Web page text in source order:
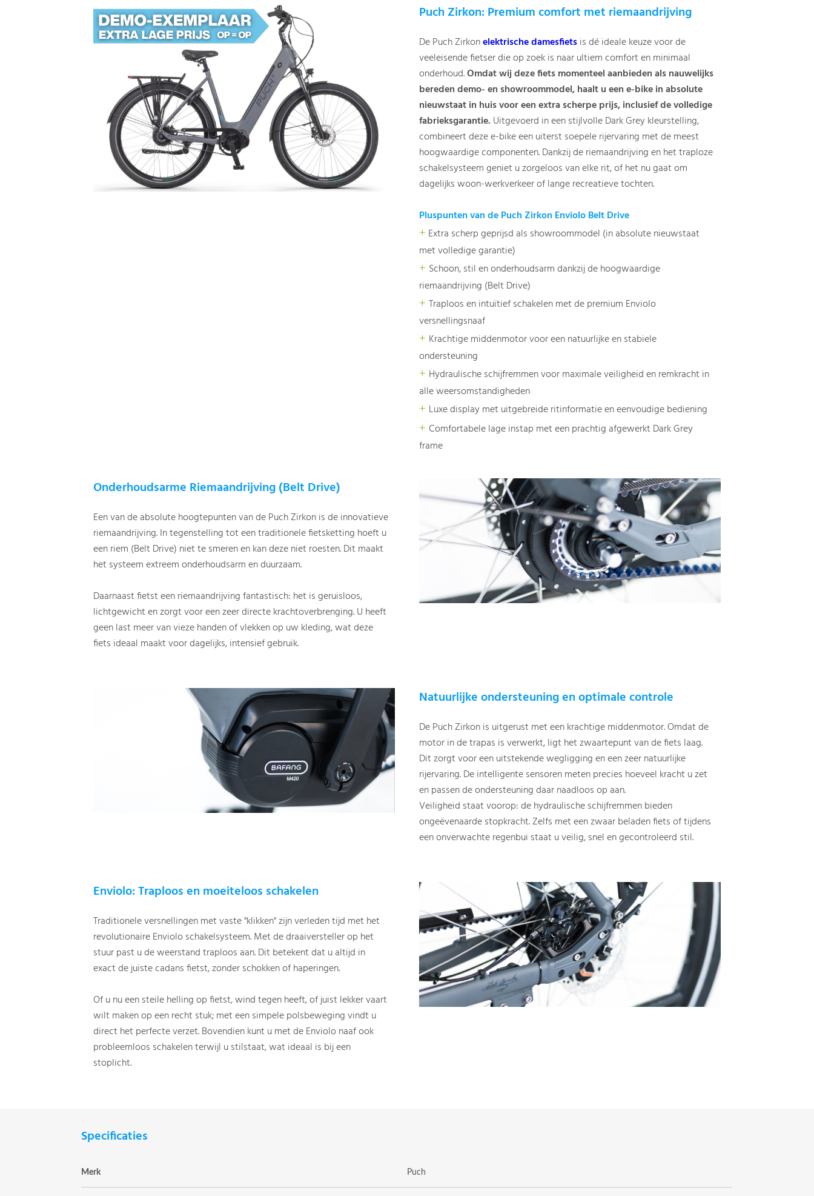
Puch Zirkon: Premium comfort met riemaandrijving
De Puch Zirkonelektrische damesfietsis dé ideale keuze voor de
veeleisende fietser die op zoek is naar ultiem comfort en minimaal
onderhoud.Omdat wij deze fiets momenteel aanbieden als nauwelijks
bereden demo- en showroommodel, haalt u een e-bike in absolute
nieuwstaat in huis voor een extra scherpe prijs, inclusief de volledige
fabrieksgarantie. Uitgevoerd in een stijlvolle Dark Grey kleurstelling,
combineert deze e-bike een uiterst soepele rijervaring met de meest
hoogwaardige componenten. Dankzij de riemaandrijving en het traploze
schakelsysteem geniet u zorgeloos van elke rit, of het nu gaat om
dagelijks woon-werkverkeer of lange recreatieve tochten.
Pluspunten van de Puch Zirkon Enviolo Belt Drive
+ Extra scherp geprijsd als showroommodel (in absolute nieuwstaat
met volledige garantie)
+ Schoon, stil en onderhoudsarm dankzij de hoogwaardige
riemaandrijving (Belt Drive)
+ Traploos en intuïtief schakelen met de premium Enviolo
versnellingsnaaf
+ Krachtige middenmotor voor een natuurlijke en stabiele
ondersteuning
+ Hydraulische schijfremmen voor maximale veiligheid en remkracht in
alle weersomstandigheden
+ Luxe display met uitgebreide ritinformatie en eenvoudige bediening
+ Comfortabele lage instap met een prachtig afgewerkt Dark Grey
frame
Onderhoudsarme Riemaandrijving (Belt Drive)
Een van de absolute hoogtepunten van de Puch Zirkon is de innovatieve
riemaandrijving. In tegenstelling tot een traditionele fietsketting hoeft u
een riem (Belt Drive) niet te smeren en kan deze niet roesten. Dit maakt
het systeem extreem onderhoudsarm en duurzaam.
Daarnaast fietst een riemaandrijving fantastisch: het is geruisloos,
lichtgewicht en zorgt voor een zeer directe krachtoverbrenging. U heeft
geen last meer van vieze handen of vlekken op uw kleding, wat deze
fiets ideaal maakt voor dagelijks, intensief gebruik.
Natuurlijke ondersteuning en optimale controle
De Puch Zirkon is uitgerust met een krachtige middenmotor. Omdat de
motor in de trapas is verwerkt, ligt het zwaartepunt van de fiets laag.
Dit zorgt voor een uitstekende wegligging en een zeer natuurlijke
rijervaring. De intelligente sensoren meten precies hoeveel kracht u zet
en passen de ondersteuning daar naadloos op aan.
Veiligheid staat voorop: de hydraulische schijfremmen bieden
ongeëvenaarde stopkracht. Zelfs met een zwaar beladen fiets of tijdens
een onverwachte regenbui staat u veilig, snel en gecontroleerd stil.
Enviolo: Traploos en moeiteloos schakelen
Traditionele versnellingen met vaste "klikken" zijn verleden tijd met het
revolutionaire Enviolo schakelsysteem. Met de draaiversteller op het
stuur past u de weerstand traploos aan. Dit betekent dat u altijd in
exact de juiste cadans fietst, zonder schokken of haperingen.
Of u nu een steile helling op fietst, wind tegen heeft, of juist lekker vaart
wilt maken op een recht stuk; met een simpele polsbeweging vindt u
direct het perfecte verzet. Bovendien kunt u met de Enviolo naaf ook
probleemloos schakelen terwijl u stilstaat, wat ideaal is bij een
stoplicht.
Specificaties
Merk Puch